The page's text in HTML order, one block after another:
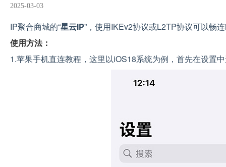
2025-03-03
IP聚合商城的“星云IP”，使用IKEv2协议或L2TP协议可以畅
使用方法：
1.苹果手机直连教程，这里以iOS18系统为例，首先在设置